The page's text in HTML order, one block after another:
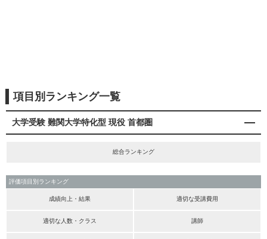
項目別ランキング一覧
大学受験 難関大学特化型 現役 首都圏
総合ランキング
評価項目別ランキング
成績向上・結果 適切な受講費用
適切な人数・クラス 講師